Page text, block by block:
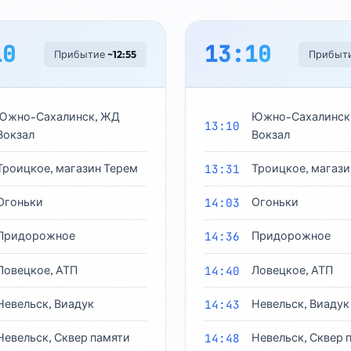
• В Поронайске состоялись соревнования по
адаптивной игре «Бочча» ко Дню защитника
• Масленица: в Углегорске 22 февраля с 13:00, в
Шахтёрске — с 15:00. В программе конкурсы,
мастер-классы и сожжение чучела (Углегорск
новости)
—
Подписаться: https://t.me/paybilet
https://startport.ru
Прибытие~12:55
Сахалинск, ЖД
магазин Терем
АТП
Виадук
Сквер памяти
13:10
13:10
Южно-
Вокзал
13:31 Троицкое,
14:03 Огоньки
14:36 Придорожное
14:40 Ловецкое, АТП
14:43 Невельск, Виадук
14:48 Невельск, Сквер